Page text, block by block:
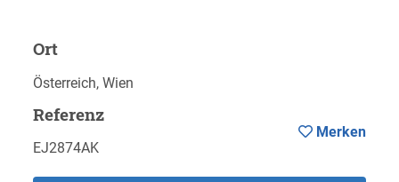
Ort
Österreich, Wien
Referenz
EJ2874AK
Merken